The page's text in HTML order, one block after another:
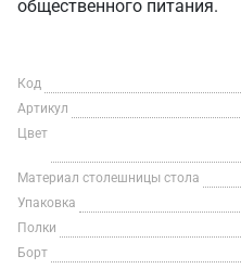
общественного питания.
Код
Артикул
Цвет
Материал столешницы стола
Упаковка
Полки
Борт